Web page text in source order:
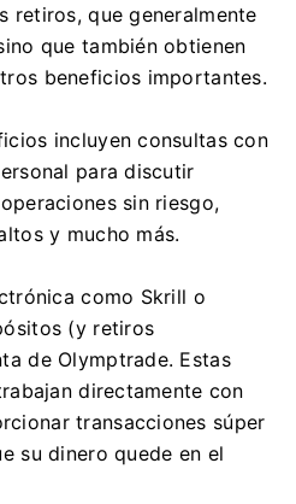
retiros, que generalmente
que también obtienen
beneficios importantes.
incluyen consultas con
para discutir
sin riesgo,
y mucho más.
como Skrill o
(y retiros
de Olymptrade. Estas
directamente con
transacciones súper
su dinero quede en el